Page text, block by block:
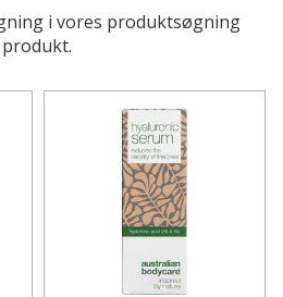
i vores produktsøgning